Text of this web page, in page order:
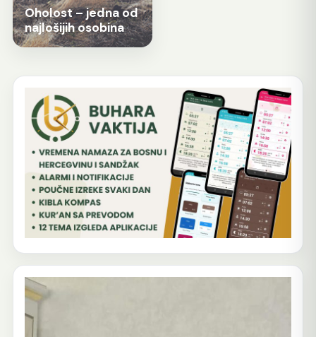
Oholost – jedna od
najlošijih osobina